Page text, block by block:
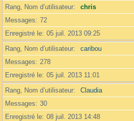
Rang, Nom d’utilisateur
chris
Messages
72
Enregistré le 05 juil. 2013 09:25
Rang, Nom d’utilisateur
caribou
Messages
278
Enregistré le 05 juil. 2013 11:01
Rang, Nom d’utilisateur
Claudia
Messages
30
Enregistré le 08 juil. 2013 14:48